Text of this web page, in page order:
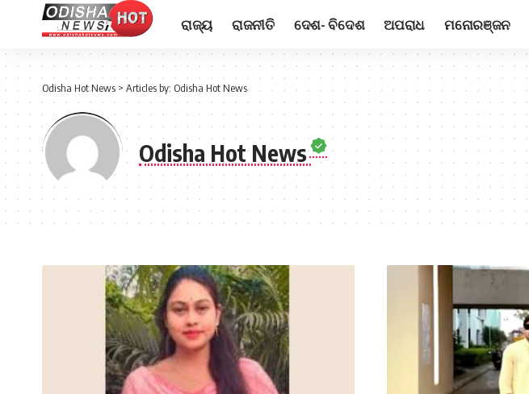
ରାଜ୍ୟ ରାଜନୀତି ଦେଶ- ବିଦେଶ ଅପରାଧ ମନୋରଞ୍ଜନ
Odisha Hot News > Articles by: Odisha Hot News
Odisha Hot News